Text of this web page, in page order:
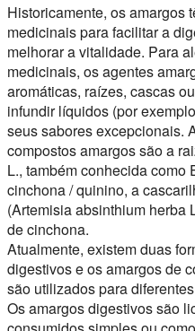
Historicamente, os amargos
medicinais para facilitar a
melhorar a vitalidade. Para
medicinais, os agentes
aromáticas, raízes, cascas
infundir líquidos (por
seus sabores excepcionais.
compostos amargos são a
L., também conhecida como
cinchona / quinino, a
(Artemisia absinthium herba
de cinchona.
Atualmente, existem duas
digestivos e os amargos de
são utilizados para
Os amargos digestivos são